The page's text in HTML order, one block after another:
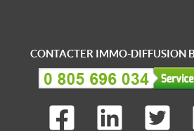
CONTACTER IMMO-DIFFUSION